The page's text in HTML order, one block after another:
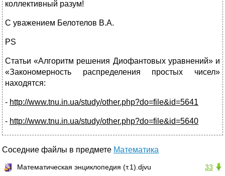
коллективный разум!
С уважением Белотелов В.А.
PS
Статьи «Алгоритм решения Диофантовых уравнений» и
«Закономерность распределения простых чисел»
находятся:
- http://www.tnu.in.ua/study/other.php?do=file&id=5641
- http://www.tnu.in.ua/study/other.php?do=file&id=5640
Соседние файлы в предмете Математика
33
Математическая энциклопедия (т.1).djvu